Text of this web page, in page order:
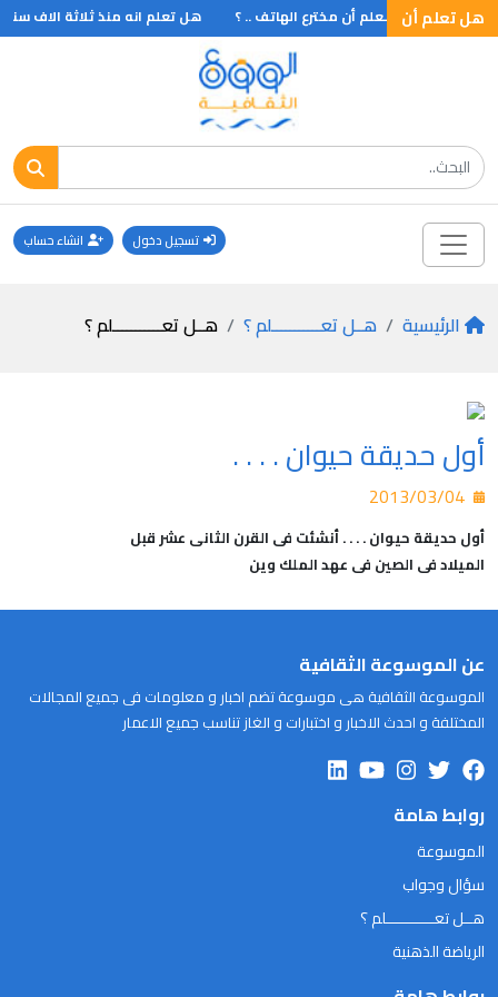
هل تعلم أن
.. ؟ هـل تـعلم أن مخترع الهاتف .. ؟ هل تعلم انه منذ ثلاثة الاف
تسجيل دخول انشاء حساب
الرئيسية هــل تعـــــــــــلم ؟ هــل تعـــــــــــلم ؟
أول حديقة حيوان . . . .
أول حديقة حيوان . . . . أنشئت فى القرن الثانى عشر قبل
الميلاد فى الصين فى عهد الملك وين
عن الموسوعة الثقافية
الموسوعة الثقافية هى موسوعة تضم اخبار و معلومات فى جميع المجالات
المختلفة و احدث الاخبار و اختبارات و الغاز تناسب جميع الاعمار
روابط هامة
الموسوعة
سؤال وجواب
هــل تعـــــــــــلم ؟
الرياضة الذهنية